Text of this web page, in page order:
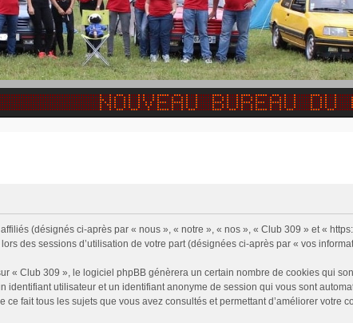
(désignés ci-après par « nous », « notre », « nos », « Club 309 » et «
des sessions d’utilisation de votre part (désignées ci-après par « vos
« Club 309 », le logiciel phpBB génèrera un certain nombre de cookies qui
utilisateur et un identifiant anonyme de session qui vous sont
fait tous les sujets que vous avez consultés et permettant d’améliorer votre